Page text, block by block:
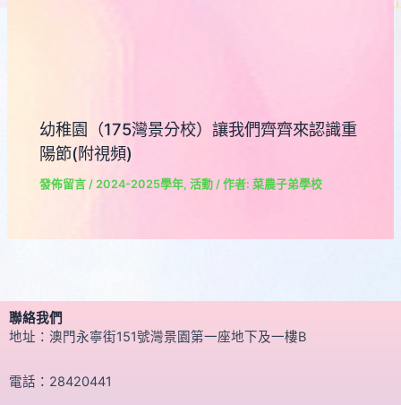
幼稚園（175灣景分校）讓我們齊齊來認識重
陽節(附視頻)
發佈留言 /2024-2025學年,活動 / 作者:菜農子弟學校
聯絡我們
地址：澳門永寧街151號灣景園第一座地下及一樓B
電話：28420441